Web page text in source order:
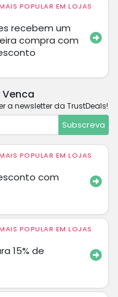
POPULAR EM LOJAS
recebem um
compra com
a newsletter da TrustDeals!
Subscreva
POPULAR EM LOJAS
com
POPULAR EM LOJAS
15% de